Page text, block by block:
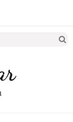
Search